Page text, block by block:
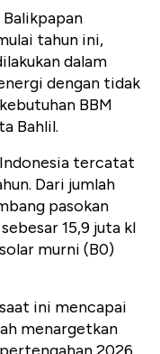
Balikpapan
tahun ini,
dalam
dengan tidak
BBM
Bahlil.
tercatat
Dari jumlah
pasokan
15,9 juta kl
murni (B0)
ini mencapai
menargetkan